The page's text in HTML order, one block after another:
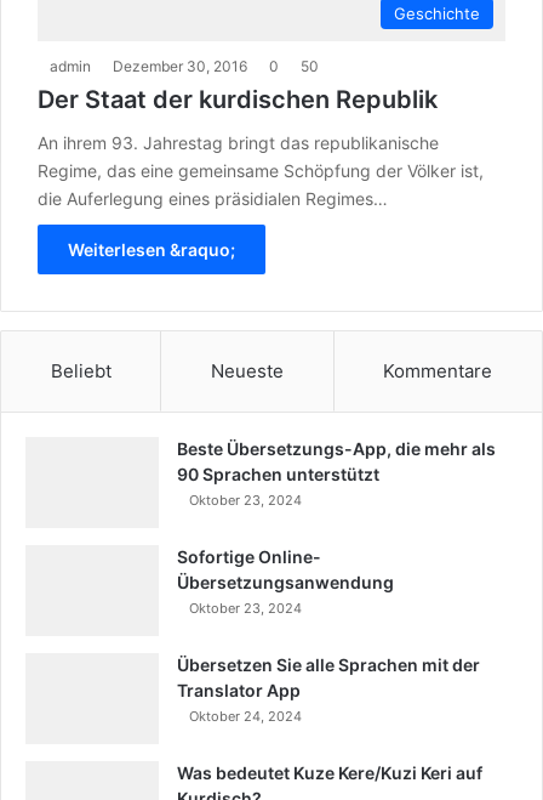
Geschichte
admin Dezember 30, 2016 0 50
Der Staat der kurdischen Republik
An ihrem 93. Jahrestag bringt das republikanische
Regime, das eine gemeinsame Schöpfung der Völker ist,
die Auferlegung eines präsidialen Regimes…
Weiterlesen &raquo;
Beliebt Neueste Kommentare
Beste Übersetzungs-App, die mehr als
90 Sprachen unterstützt
Oktober 23, 2024
Sofortige Online-
Übersetzungsanwendung
Oktober 23, 2024
Übersetzen Sie alle Sprachen mit der
Translator App
Oktober 24, 2024
Was bedeutet Kuze Kere/Kuzi Keri auf